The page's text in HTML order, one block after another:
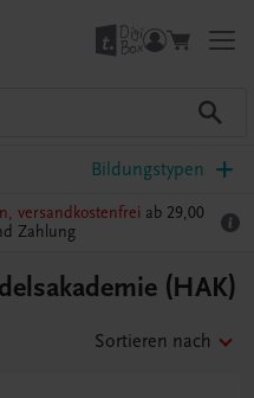
Bildungstypen
versandkostenfrei ab 29,00
Zahlung
(HAK)
Sortieren nach